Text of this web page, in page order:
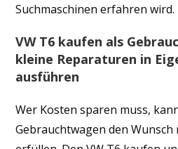
Suchmaschinen erfahren wird.
VW T6 kaufen als
kleine Reparaturen in
ausführen
Wer Kosten sparen muss,
Gebrauchtwagen den Wunsch